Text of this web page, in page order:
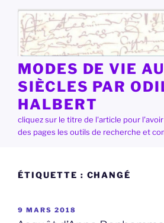
contenu
principal
MODES DE VIE
SIÈCLES PAR
HALBERT
cliquez sur le titre de l'article pour
des pages les outils de recherche et
ÉTIQUETTE : CHANGÉ
PUBLIÉ
LE
9 MARS 2018